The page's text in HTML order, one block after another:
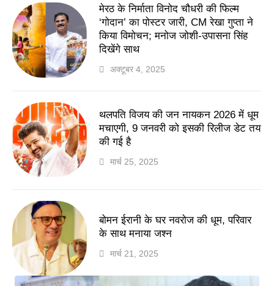
मेरठ के निर्माता विनोद चौधरी की फिल्म
‘गोदान’ का पोस्टर जारी, CM रेखा गुप्ता ने
किया विमोचन; मनोज जोशी-उपासना सिंह
दिखेंगे साथ
अक्टूबर 4, 2025
थलपति विजय की जन नायकन 2026 में धूम
मचाएगी, 9 जनवरी को इसकी रिलीज डेट तय
की गई है
मार्च 25, 2025
बोमन ईरानी के घर नवरोज की धूम, परिवार
के साथ मनाया जश्न
मार्च 21, 2025